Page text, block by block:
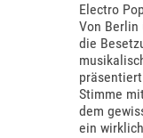
Electro
Von Berlin
die
Stimme
dem
ein